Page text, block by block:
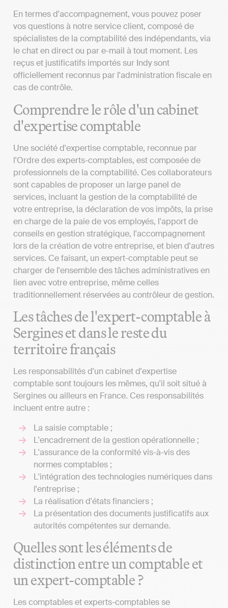
En termes d'accompagnement, vous pouvez poser
vos questions à notre service client, composé de
spécialistes de la comptabilité des indépendants, via
le chat en direct ou par e-mail à tout moment. Les
reçus et justificatifs importés sur Indy sont
officiellement reconnus par l'administration fiscale en
cas de contrôle.
Comprendre le rôle d'un cabinet
d'expertise comptable
Une société d'expertise comptable, reconnue par
l'Ordre des experts-comptables, est composée de
professionnels de la comptabilité. Ces collaborateurs
sont capables de proposer un large panel de
services, incluant la gestion de la comptabilité de
votre entreprise, la déclaration de vos impôts, la prise
en charge de la paie de vos employés, l'apport de
conseils en gestion stratégique, l'accompagnement
lors de la création de votre entreprise, et bien d'autres
services. Ce faisant, un expert-comptable peut se
charger de l'ensemble des tâches administratives en
lien avec votre entreprise, même celles
traditionnellement réservées au contrôleur de gestion.
Les tâches de l'expert-comptable à
Sergines et dans le reste du
territoire français
Les responsabilités d'un cabinet d'expertise
comptable sont toujours les mêmes, qu'il soit situé à
Sergines ou ailleurs en France. Ces responsabilités
incluent entre autre :
La saisie comptable ;
L'encadrement de la gestion opérationnelle ;
L'assurance de la conformité vis-à-vis des
normes comptables ;
L'intégration des technologies numériques dans
l'entreprise ;
La réalisation d'états financiers ;
La présentation des documents justificatifs aux
autorités compétentes sur demande.
Quelles sont les éléments de
distinction entre un comptable et
un expert-comptable ?
Les comptables et experts-comptables se